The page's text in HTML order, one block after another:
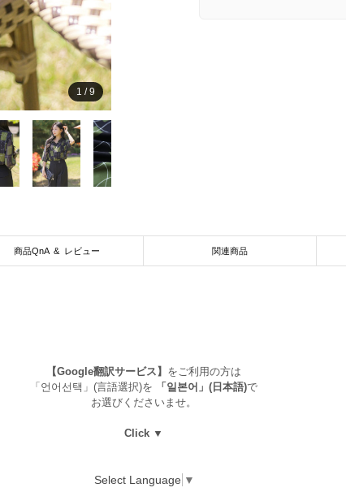
1 /9
商品QnA & レビュー 関連商品
【Google翻訳サービス】 をご利用の方は
「언어선택」(言語選択)を
「일본어」(日本語)で
お選びくださいませ。
Click ▼
Select Language ▼